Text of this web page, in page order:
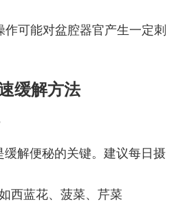
作可能对盆腔器官产生一定刺
缓解方法
解便秘的关键。建议每日摄
西蓝花、菠菜、芹菜